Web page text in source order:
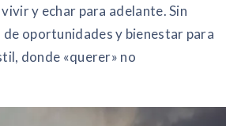
y echar para adelante. Sin
de oportunidades y bienestar para
donde «querer» no